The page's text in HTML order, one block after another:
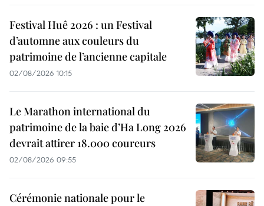
Festival Huê 2026 : un Festival
d’automne aux couleurs du
patrimoine de l’ancienne capitale
02/08/2026 10:15
Le Marathon international du
patrimoine de la baie d’Ha Long 2026
devrait attirer 18.000 coureurs
02/08/2026 09:55
Cérémonie nationale pour le